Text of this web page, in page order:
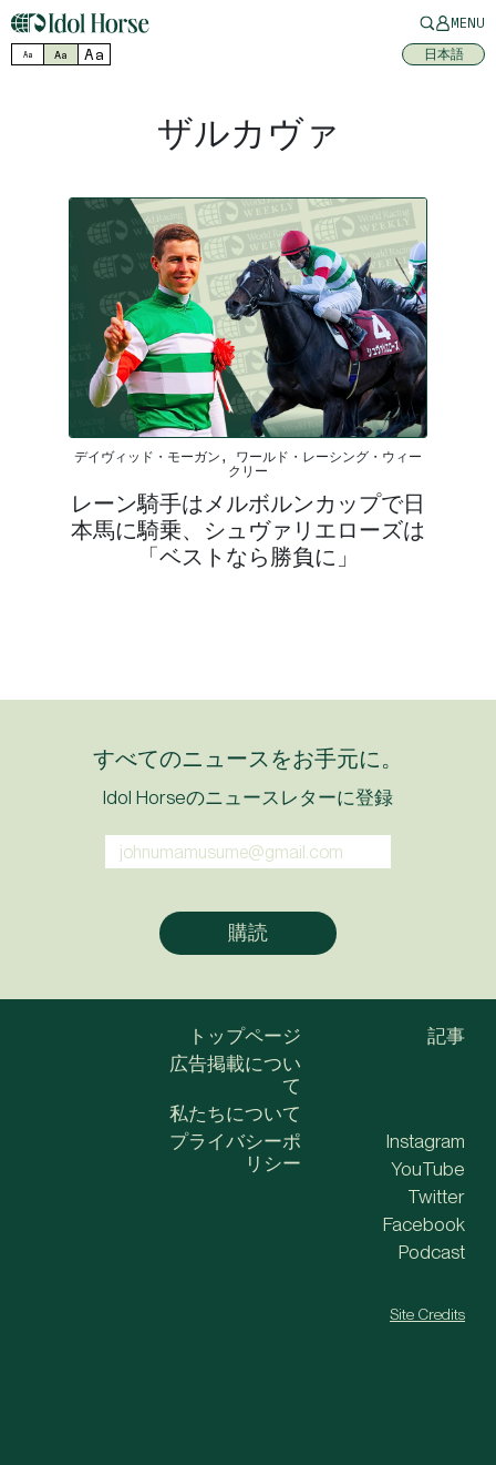
MENU
Aa Aa Aa 日本語
ザルカヴァ
デイヴィッド・モーガン, ワールド・レーシング・ウィー
クリー
レーン騎手はメルボルンカップで日
本馬に騎乗、シュヴァリエローズは
「ベストなら勝負に」
すべてのニュースをお手元に。
Idol Horseのニュースレターに登録
トップページ
広告掲載につい
て
私たちについて
記事
プライバシーポ
リシー
Instagram
YouTube
Twitter
Facebook
Podcast
Site Credits